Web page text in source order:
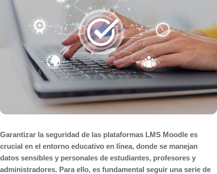
Garantizar la seguridad de las plataformas LMS Moodle es
crucial en el entorno educativo en línea, donde se manejan
datos sensibles y personales de estudiantes, profesores y
administradores. Para ello, es fundamental seguir una serie de